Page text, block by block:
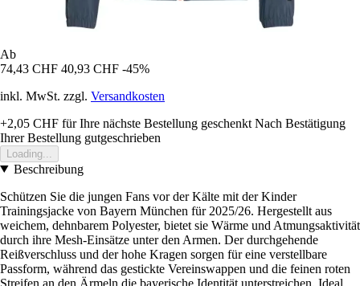
Ab
74,43 CHF 40,93 CHF -45%
inkl. MwSt. zzgl. Versandkosten
+2,05 CHF für Ihre nächste Bestellung geschenkt Nach Bestätigung
Ihrer Bestellung gutgeschrieben
Loading...
Beschreibung
Schützen Sie die jungen Fans vor der Kälte mit der Kinder
Trainingsjacke von Bayern München für 2025/26. Hergestellt aus
weichem, dehnbarem Polyester, bietet sie Wärme und Atmungsaktivität
durch ihre Mesh-Einsätze unter den Armen. Der durchgehende
Reißverschluss und der hohe Kragen sorgen für eine verstellbare
Passform, während das gestickte Vereinswappen und die feinen roten
Streifen an den Ärmeln die bayerische Identität unterstreichen. Ideal